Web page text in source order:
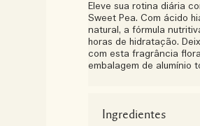
Eleve sua rotina diária
Sweet Pea. Com ácido
natural, a fórmula
horas de hidratação.
com esta fragrância
embalagem de alumínio
Ingredientes